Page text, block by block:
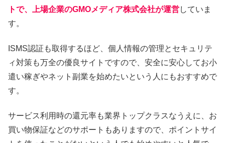
トで、上場企業のGMOメディア株式会社が運営していま
す。
ISMS認証も取得するほど、個人情報の管理とセキュリテ
ィ対策も万全の優良サイトですので、安全に安心してお小
遣い稼ぎやネット副業を始めたいという人にもおすすめで
す。
サービス利用時の還元率も業界トップクラスなうえに、お
買い物保証などのサポートもありますので、ポイントサイ